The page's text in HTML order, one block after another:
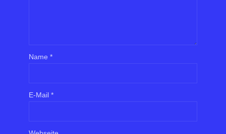
Name *
E-Mail *